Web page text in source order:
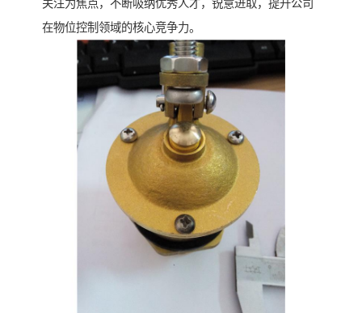
关注为焦点，不断吸纳优秀人才，锐意进取，提升公司
在物位控制领域的核心竞争力。